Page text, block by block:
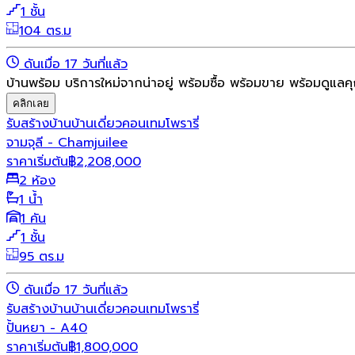
1 ชั้น
104 ตร.ม
ดันเมื่อ 17 วันที่แล้ว
บ้านพร้อม บริการใหม่จากน่าอยู่ พร้อมซื้อ พร้อมขาย พร้อมดูแล
คลิกเลย
รับสร้างบ้านบ้านเดี่ยวคอนเทมโพรารี่
จามจุลี - Chamjuilee
ราคาเริ่มต้น฿2,208,000
2 ห้อง
1 น้ำ
1 คัน
1 ชั้น
95 ตร.ม
ดันเมื่อ 17 วันที่แล้ว
รับสร้างบ้านบ้านเดี่ยวคอนเทมโพรารี่
ปั้นหยา - A40
ราคาเริ่มต้น฿1,800,000